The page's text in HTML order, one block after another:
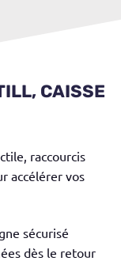
CAISSE
raccourcis
accélérer vos
sécurisé
dès le retour